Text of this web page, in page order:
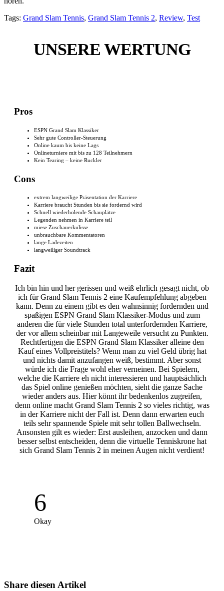
Tags: Grand Slam Tennis, Grand Slam Tennis 2, Review, Test
UNSERE WERTUNG
Pros
ESPN Grand Slam Klassiker
Sehr gute Controller-Steuerung
Online kaum bis keine Lags
Onlineturniere mit bis zu 128 Teilnehmern
Kein Tearing – keine Ruckler
Cons
extrem langweilige Präsentation der Karriere
Karriere braucht Stunden bis sie fordernd wird
Schnell wiederholende Schauplätze
Legenden nehmen in Karriere teil
miese Zuschauerkulisse
unbrauchbare Kommentatoren
lange Ladezeiten
langweiliger Soundtrack
Fazit
Ich bin hin und her gerissen und weiß ehrlich gesagt nicht, ob
ich für Grand Slam Tennis 2 eine Kaufempfehlung abgeben
kann. Denn zu einem gibt es den wahnsinnig fordernden und
spaßigen ESPN Grand Slam Klassiker-Modus und zum
anderen die für viele Stunden total unterfordernden Karriere,
der vor allem scheinbar mit Langeweile versucht zu Punkten.
Rechtfertigen die ESPN Grand Slam Klassiker alleine den
Kauf eines Vollpreistitels? Wenn man zu viel Geld übrig hat
und nichts damit anzufangen weiß, bestimmt. Aber sonst
würde ich die Frage wohl eher verneinen. Bei Spielern,
welche die Karriere eh nicht interessieren und hauptsächlich
das Spiel online genießen möchten, sieht die ganze Sache
wieder anders aus. Hier könnt ihr bedenkenlos zugreifen,
denn online macht Grand Slam Tennis 2 so vieles richtig, was
in der Karriere nicht der Fall ist. Denn dann erwarten euch
teils sehr spannende Spiele mit sehr tollen Ballwechseln.
Ansonsten gilt es wieder: Erst ausleihen, anzocken und dann
besser selbst entscheiden, denn die virtuelle Tenniskrone hat
sich Grand Slam Tennis 2 in meinen Augen nicht verdient!
6
Okay
Share diesen Artikel